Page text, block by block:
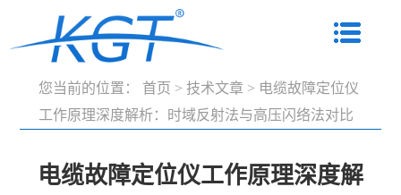
您当前的位置： 首页 > 技术文章 > 电缆故障定位仪
工作原理深度解析：时域反射法与高压闪络法对比
电缆故障定位仪工作原理深度解